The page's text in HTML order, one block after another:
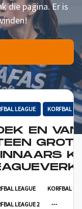
die pagina. Er is
LEAGUE KORFBAL
EN VAN
LEAGUE KORFBAL
LEAGUE 2